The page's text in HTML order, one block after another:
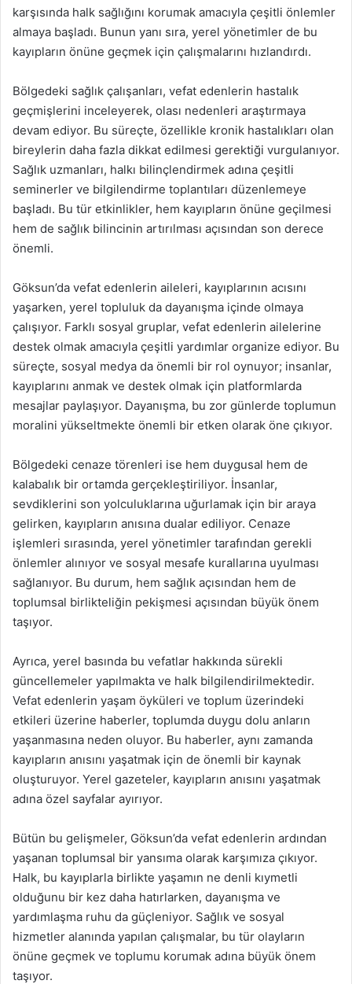
karşısında halk sağlığını korumak amacıyla çeşitli önlemler
almaya başladı. Bunun yanı sıra, yerel yönetimler de bu
kayıpların önüne geçmek için çalışmalarını hızlandırdı.
Bölgedeki sağlık çalışanları, vefat edenlerin hastalık
geçmişlerini inceleyerek, olası nedenleri araştırmaya
devam ediyor. Bu süreçte, özellikle kronik hastalıkları olan
bireylerin daha fazla dikkat edilmesi gerektiği vurgulanıyor.
Sağlık uzmanları, halkı bilinçlendirmek adına çeşitli
seminerler ve bilgilendirme toplantıları düzenlemeye
başladı. Bu tür etkinlikler, hem kayıpların önüne geçilmesi
hem de sağlık bilincinin artırılması açısından son derece
önemli.
Göksun’da vefat edenlerin aileleri, kayıplarının acısını
yaşarken, yerel topluluk da dayanışma içinde olmaya
çalışıyor. Farklı sosyal gruplar, vefat edenlerin ailelerine
destek olmak amacıyla çeşitli yardımlar organize ediyor. Bu
süreçte, sosyal medya da önemli bir rol oynuyor; insanlar,
kayıplarını anmak ve destek olmak için platformlarda
mesajlar paylaşıyor. Dayanışma, bu zor günlerde toplumun
moralini yükseltmekte önemli bir etken olarak öne çıkıyor.
Bölgedeki cenaze törenleri ise hem duygusal hem de
kalabalık bir ortamda gerçekleştiriliyor. İnsanlar,
sevdiklerini son yolculuklarına uğurlamak için bir araya
gelirken, kayıpların anısına dualar ediliyor. Cenaze
işlemleri sırasında, yerel yönetimler tarafından gerekli
önlemler alınıyor ve sosyal mesafe kurallarına uyulması
sağlanıyor. Bu durum, hem sağlık açısından hem de
toplumsal birlikteliğin pekişmesi açısından büyük önem
taşıyor.
Ayrıca, yerel basında bu vefatlar hakkında sürekli
güncellemeler yapılmakta ve halk bilgilendirilmektedir.
Vefat edenlerin yaşam öyküleri ve toplum üzerindeki
etkileri üzerine haberler, toplumda duygu dolu anların
yaşanmasına neden oluyor. Bu haberler, aynı zamanda
kayıpların anısını yaşatmak için de önemli bir kaynak
oluşturuyor. Yerel gazeteler, kayıpların anısını yaşatmak
adına özel sayfalar ayırıyor.
Bütün bu gelişmeler, Göksun’da vefat edenlerin ardından
yaşanan toplumsal bir yansıma olarak karşımıza çıkıyor.
Halk, bu kayıplarla birlikte yaşamın ne denli kıymetli
olduğunu bir kez daha hatırlarken, dayanışma ve
yardımlaşma ruhu da güçleniyor. Sağlık ve sosyal
hizmetler alanında yapılan çalışmalar, bu tür olayların
önüne geçmek ve toplumu korumak adına büyük önem
taşıyor.